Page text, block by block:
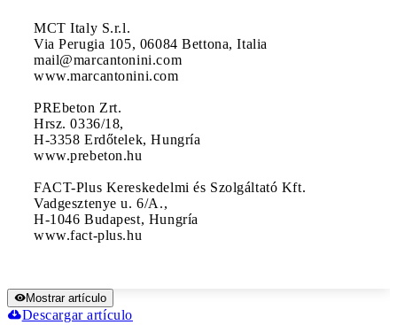
MCT Italy S.r.l.
Via Perugia 105, 06084 Bettona, Italia
mail@marcantonini.com
www.marcantonini.com
PREbeton Zrt.
Hrsz. 0336/18,
H-3358 Erdőtelek, Hungría
www.prebeton.hu
FACT-Plus Kereskedelmi és Szolgáltató Kft.
Vadgesztenye u. 6/A.,
H-1046 Budapest, Hungría
www.fact-plus.hu
Mostrar artículo
Descargar artículo